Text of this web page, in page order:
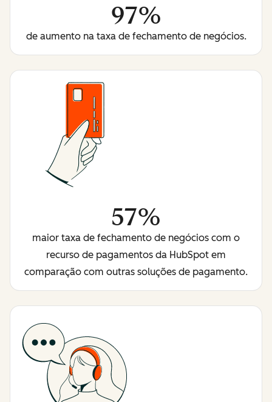
97%
de aumento na taxa de fechamento de negócios.
57%
maior taxa de fechamento de negócios com o
recurso de pagamentos da HubSpot em
comparação com outras soluções de pagamento.